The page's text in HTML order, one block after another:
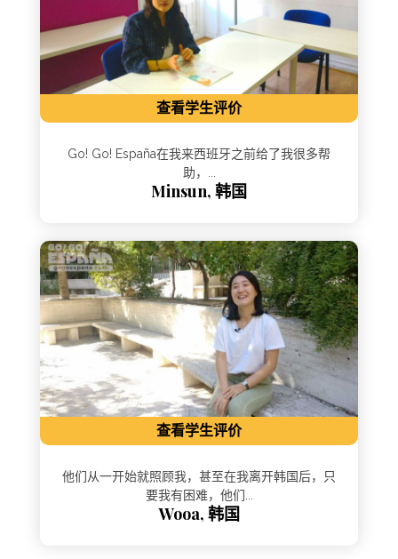
查看学生评价
Go! Go! España在我来西班牙之前给了我很多帮
助，...
Minsun, 韩国
查看学生评价
他们从一开始就照顾我，甚至在我离开韩国后，只
要我有困难，他们...
Wooa, 韩国